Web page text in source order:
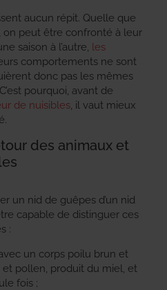
aucun répit. Quelle que
on peut être confronté à leur
saison à l’autre, les
comportements ne sont
donc pas les mêmes
pourquoi, avant de
de nuisibles, il vaut mieux
des animaux et
un nid de guêpes d’un nid
capable de distinguer ces
:
un corps poilu brun et
pollen, produit du miel, et
fois ;